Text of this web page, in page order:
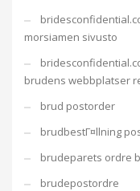
morsiamen sivusto
brudens webbplatser
brud postorder
brudbestГ¤llning
brudeparets ordre
brudepostordre